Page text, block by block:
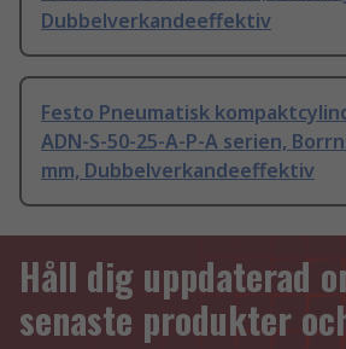
Dubbelverkandeeffektiv
Festo Pneumatisk
ADN-S-50-25-A-P-A serien,
mm, Dubbelverkandeeffektiv
Håll dig uppdaterad
senaste produkter